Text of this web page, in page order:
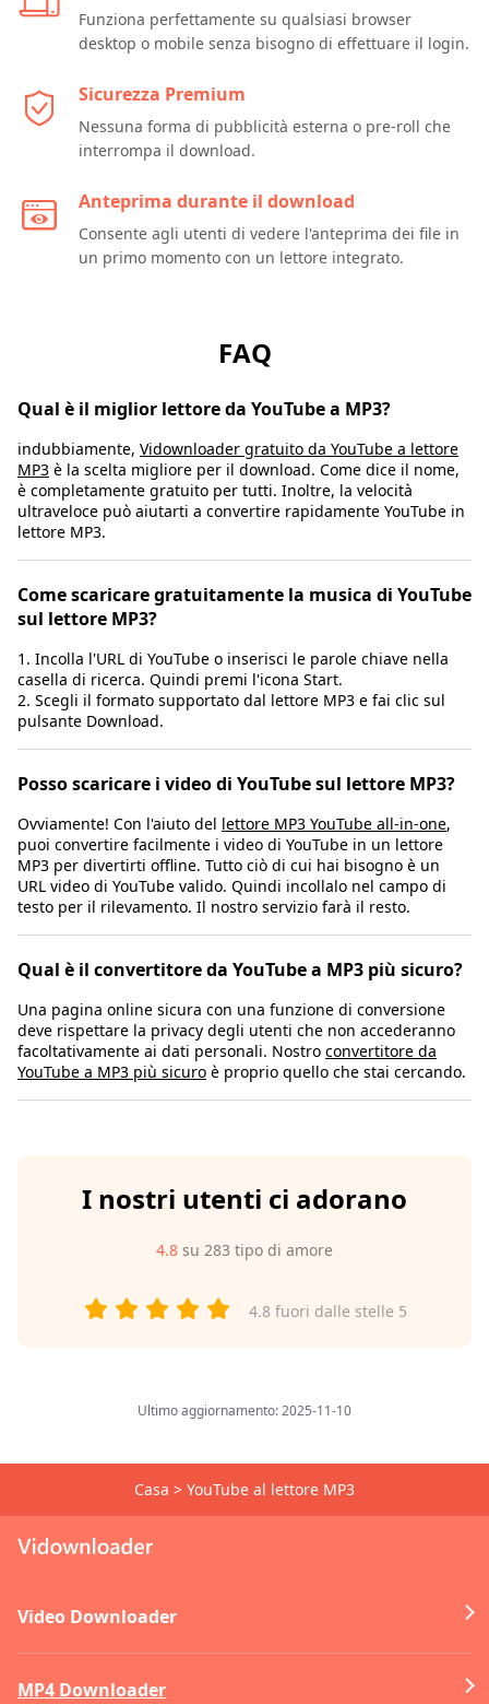
Funziona perfettamente su qualsiasi browser
desktop o mobile senza bisogno di effettuare il login.
Sicurezza Premium
Nessuna forma di pubblicità esterna o pre-roll che
interrompa il download.
Anteprima durante il download
Consente agli utenti di vedere l'anteprima dei file in
un primo momento con un lettore integrato.
FAQ
Qual è il miglior lettore da YouTube a MP3?
indubbiamente, Vidownloader gratuito da YouTube a lettore
MP3 è la scelta migliore per il download. Come dice il nome,
è completamente gratuito per tutti. Inoltre, la velocità
ultraveloce può aiutarti a convertire rapidamente YouTube in
lettore MP3.
Come scaricare gratuitamente la musica di YouTube
sul lettore MP3?
1. Incolla l'URL di YouTube o inserisci le parole chiave nella
casella di ricerca. Quindi premi l'icona Start.
2. Scegli il formato supportato dal lettore MP3 e fai clic sul
pulsante Download.
Posso scaricare i video di YouTube sul lettore MP3?
Ovviamente! Con l'aiuto del lettore MP3 YouTube all-in-one,
puoi convertire facilmente i video di YouTube in un lettore
MP3 per divertirti offline. Tutto ciò di cui hai bisogno è un
URL video di YouTube valido. Quindi incollalo nel campo di
testo per il rilevamento. Il nostro servizio farà il resto.
Qual è il convertitore da YouTube a MP3 più sicuro?
Una pagina online sicura con una funzione di conversione
deve rispettare la privacy degli utenti che non accederanno
facoltativamente ai dati personali. Nostro convertitore da
YouTube a MP3 più sicuro è proprio quello che stai cercando.
I nostri utenti ci adorano
4.8 su 283 tipo di amore
4.8fuori dalle stelle 5
Ultimo aggiornamento: 2025-11-10
Casa > YouTube al lettore MP3
Video Downloader
MP4 Downloader